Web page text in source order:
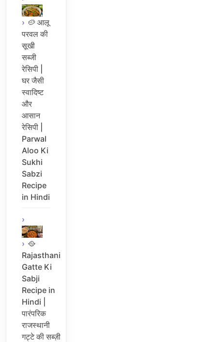
🥔 आलू
परवल की
सूखी
सब्जी
रेसिपी |
घर जैसी
स्वादिष्ट
और
आसान
रेसिपी |
Parwal
Aloo Ki
Sukhi
Sabzi
Recipe
in Hindi
🥘
Rajasthani
Gatte Ki
Sabji
Recipe in
Hindi |
पारंपरिक
राजस्थानी
गट्टे की सब्ज़ी